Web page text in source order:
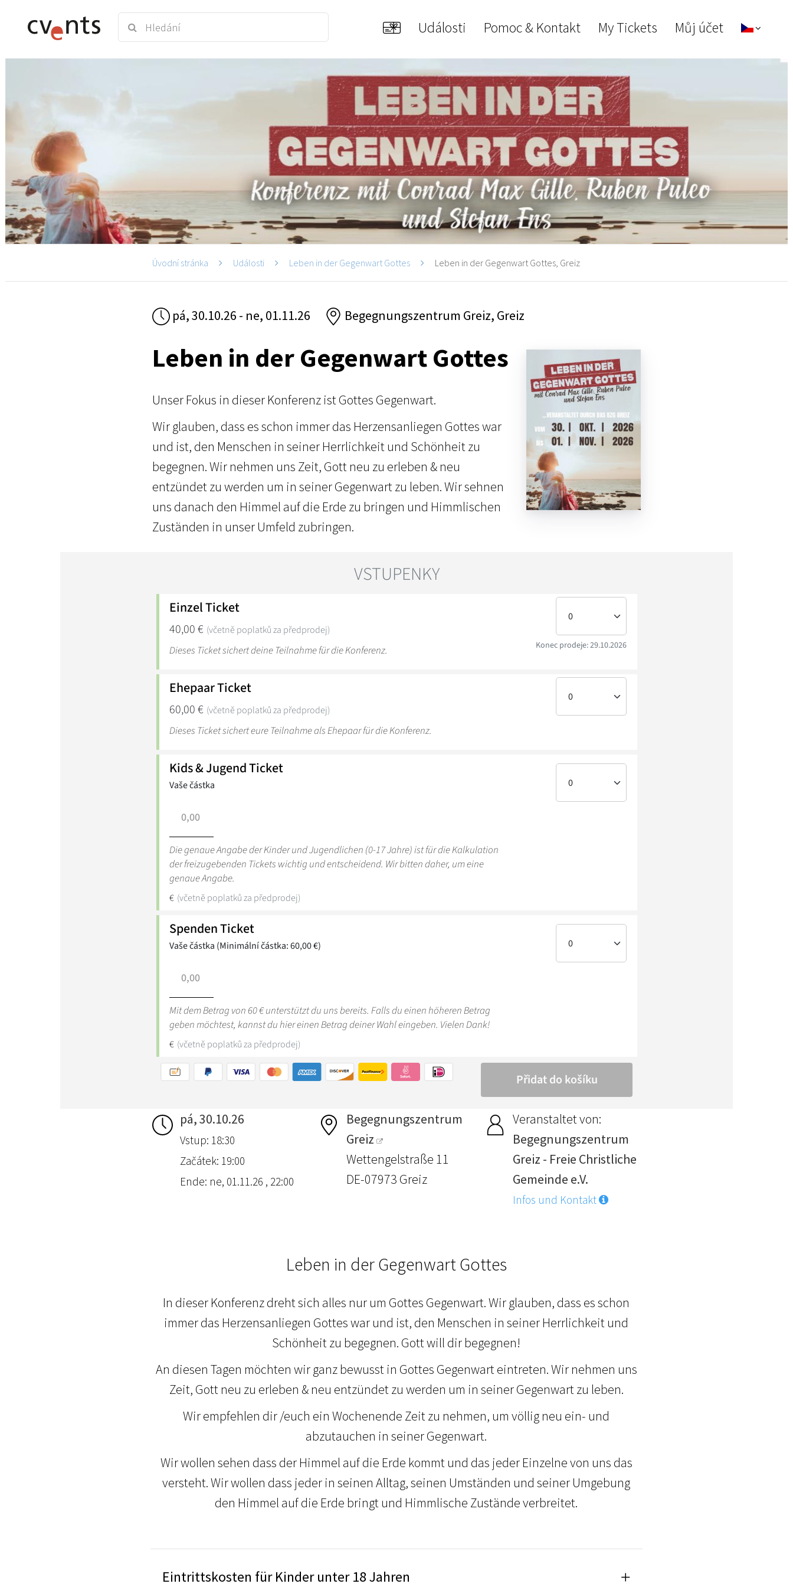
Události Pomoc & Kontakt My Tickets Můj účet
Úvodní stránka Události Leben in der Gegenwart Gottes Leben in der Gegenwart Gottes, Greiz
pá, 30.10.26 - ne, 01.11.26 Begegnungszentrum Greiz, Greiz
Leben in der Gegenwart Gottes
Unser Fokus in dieser Konferenz ist Gottes Gegenwart.
Wir glauben, dass es schon immer das Herzensanliegen Gottes war
und ist, den Menschen in seiner Herrlichkeit und Schönheit zu
begegnen. Wir nehmen uns Zeit, Gott neu zu erleben & neu
entzündet zu werden um in seiner Gegenwart zu leben. Wir sehnen
uns danach den Himmel auf die Erde zu bringen und Himmlischen
Zuständen in unser Umfeld zubringen.
pá, 30.10.26
Vstup: 18:30
Začátek: 19:00
Ende: ne, 01.11.26 , 22:00
Begegnungszentrum
Greiz
Wettengelstraße 11
DE-07973 Greiz
Veranstaltet von:
Begegnungszentrum
Greiz - Freie Christliche
Gemeinde e.V.
Infos und Kontakt
Leben in der Gegenwart Gottes
In dieser Konferenz dreht sich alles nur um Gottes Gegenwart. Wir glauben, dass es schon
immer das Herzensanliegen Gottes war und ist, den Menschen in seiner Herrlichkeit und
Schönheit zu begegnen. Gott will dir begegnen!
An diesen Tagen möchten wir ganz bewusst in Gottes Gegenwart eintreten. Wir nehmen uns
Zeit, Gott neu zu erleben & neu entzündet zu werden um in seiner Gegenwart zu leben.
Wir empfehlen dir /euch ein Wochenende Zeit zu nehmen, um völlig neu ein- und
abzutauchen in seiner Gegenwart.
Wir wollen sehen dass der Himmel auf die Erde kommt und das jeder Einzelne von uns das
versteht. Wir wollen dass jeder in seinen Alltag, seinen Umständen und seiner Umgebung
den Himmel auf die Erde bringt und Himmlische Zustände verbreitet.
Eintrittskosten für Kinder unter 18 Jahren